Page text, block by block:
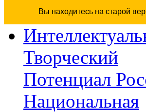
Вы находитесь на старой
Творческий
Потенциал
Национальная